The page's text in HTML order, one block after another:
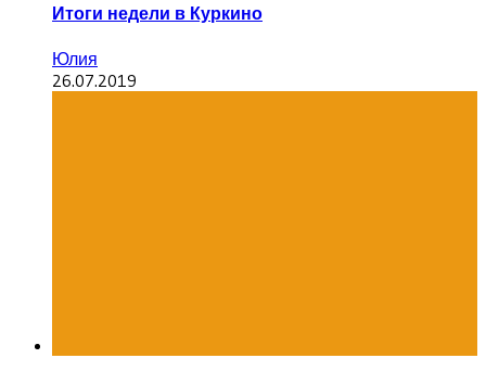
Итоги недели в Куркино
Юлия
26.07.2019